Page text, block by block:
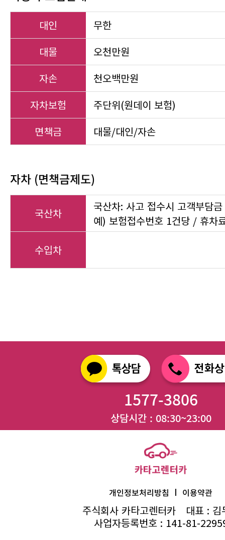
대인
무한
대물
오천만원
자손
천오백만원
자차보험
주단위(원데이 보험)
면책금
대물/대인/자손
자차 (면책금제도)
국산차
국산차: 사고 접수시 고객부담
예) 보험접수번호 1건당 / 휴차
수입차
1577-3806
상담시간 : 08:30~23:00
개인정보처리방침 I 이용약관
주식회사 카타고렌터카
대표 : 김
사업자등록번호 : 141-81-